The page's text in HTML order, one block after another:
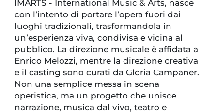
IMARTS - International Music & Arts, nasce
con l’intento di portare l’opera fuori dai
luoghi tradizionali, trasformandola in
un’esperienza viva, condivisa e vicina al
pubblico. La direzione musicale è affidata a
Enrico Melozzi, mentre la direzione creativa
e il casting sono curati da Gloria Campaner.
Non una semplice messa in scena
operistica, ma un progetto che unisce
narrazione, musica dal vivo, teatro e